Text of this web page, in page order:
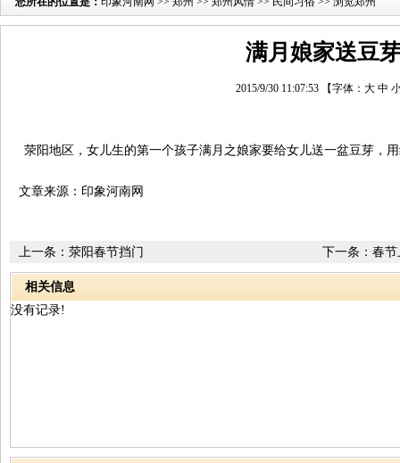
满月娘家送豆
2015/9/30 11:07:53 【字体： 大 中
荥阳地区，女儿生的第一个孩子满月之娘家要给女儿送一盆豆芽，
文章来源：印象河南网
下一条： 春节
上一条： 荥阳春节挡门
相关信息
没有记录!